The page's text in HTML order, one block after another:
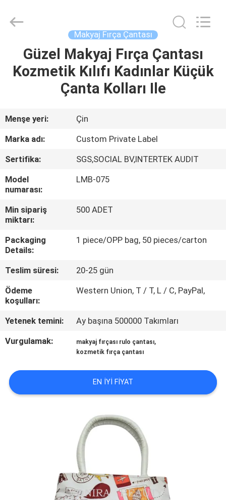
HAKKIMIZDA
FABRIKA
TURU
KALITE
KONTROL
SITE
HARITASI
PRIVACY
Makyaj Fırça Çantası
Güzel Makyaj Fırça Çantası
Kozmetik Kılıfı Kadınlar Küçük
Çanta Kolları Ile
Menşe yeri:
Çin
Marka adı:
Custom Private Label
Sertifika:
SGS,SOCIAL BV,INTERTEK AUDIT
Model
numarası:
LMB-075
Min sipariş
miktarı:
500 ADET
Packaging
Details:
1 piece/OPP bag, 50 pieces/carton
Teslim süresi:
20-25 gün
Ödeme
koşulları:
Western Union, T / T, L / C, PayPal,
Yetenek temini:
Ay başına 500000 Takımları
Vurgulamak:
makyaj fırçası rulo çantası,
kozmetik fırça çantası
EN IYI FIYAT